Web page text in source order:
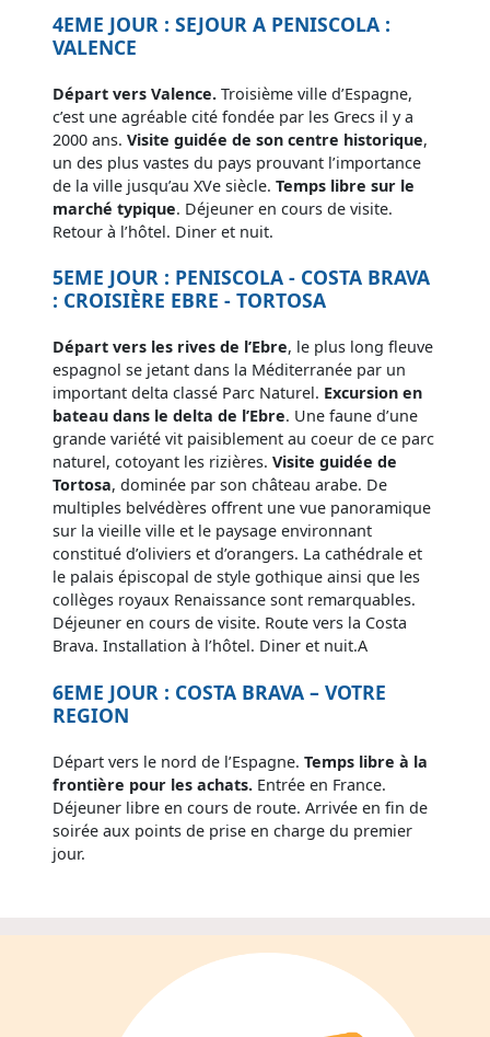
4EME JOUR : SEJOUR A PENISCOLA :
VALENCE
Départ vers Valence. Troisième ville d’Espagne,
c’est une agréable cité fondée par les Grecs il y a
2000 ans. Visite guidée de son centre historique,
un des plus vastes du pays prouvant l’importance
de la ville jusqu’au XVe siècle. Temps libre sur le
marché typique. Déjeuner en cours de visite.
Retour à l’hôtel. Diner et nuit.
5EME JOUR : PENISCOLA - COSTA BRAVA
: CROISIÈRE EBRE - TORTOSA
Départ vers les rives de l’Ebre, le plus long fleuve
espagnol se jetant dans la Méditerranée par un
important delta classé Parc Naturel. Excursion en
bateau dans le delta de l’Ebre. Une faune d’une
grande variété vit paisiblement au coeur de ce parc
naturel, cotoyant les rizières. Visite guidée de
Tortosa, dominée par son château arabe. De
multiples belvédères offrent une vue panoramique
sur la vieille ville et le paysage environnant
constitué d’oliviers et d’orangers. La cathédrale et
le palais épiscopal de style gothique ainsi que les
collèges royaux Renaissance sont remarquables.
Déjeuner en cours de visite. Route vers la Costa
Brava. Installation à l’hôtel. Diner et nuit.A
6EME JOUR : COSTA BRAVA – VOTRE
REGION
Départ vers le nord de l’Espagne. Temps libre à la
frontière pour les achats. Entrée en France.
Déjeuner libre en cours de route. Arrivée en fin de
soirée aux points de prise en charge du premier
jour.